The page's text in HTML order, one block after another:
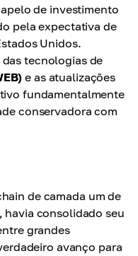
de investimento
pela expectativa de
Unidos.
tecnologias de
e as atualizações
fundamentalmente
conservadora com
de camada um de
havia consolidado seu
grandes
avanço para